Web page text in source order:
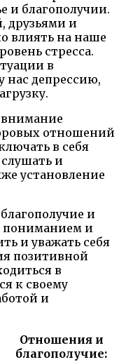
и благополучии.
друзьями и
влиять на наше
стресса.
в
нас депрессию,
внимание
отношений
в себя
и
установление
и
пониманием и
и уважать себя
позитивной
в
к своему
и
Отношения и
благополучие: